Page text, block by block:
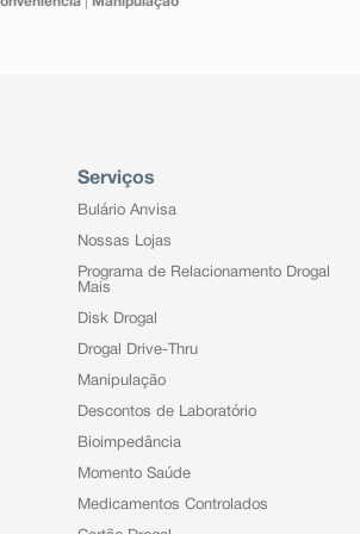
Serviços
Bulário Anvisa
Nossas Lojas
Programa de Relacionamento Drogal
Mais
Disk Drogal
Drogal Drive-Thru
Manipulação
Descontos de Laboratório
Bioimpedância
Momento Saúde
Medicamentos Controlados